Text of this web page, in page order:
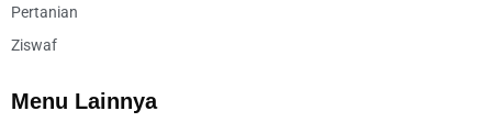
Pertanian
Ziswaf
Menu Lainnya